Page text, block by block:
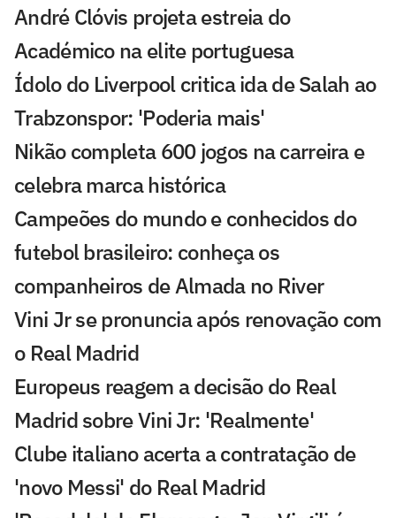
André Clóvis projeta estreia do
Académico na elite portuguesa
Ídolo do Liverpool critica ida de Salah ao
Trabzonspor: 'Poderia mais'
Nikão completa 600 jogos na carreira e
celebra marca histórica
Campeões do mundo e conhecidos do
futebol brasileiro: conheça os
companheiros de Almada no River
Vini Jr se pronuncia após renovação com
o Real Madrid
Europeus reagem a decisão do Real
Madrid sobre Vini Jr: 'Realmente'
Clube italiano acerta a contratação de
'novo Messi' do Real Madrid